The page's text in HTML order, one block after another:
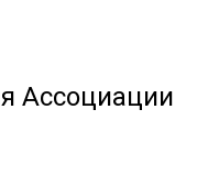
Ассоциации